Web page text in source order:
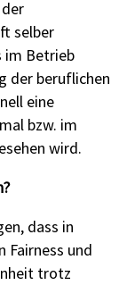
selber
im Betrieb
der beruflichen
eine
bzw. im
wird.
dass in
Fairness und
trotz